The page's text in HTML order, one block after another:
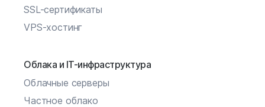
SSL-сертификаты
VPS-хостинг
Облака и IT-инфраструктура
Облачные серверы
Частное облако